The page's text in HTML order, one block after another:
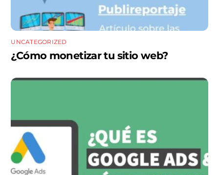
UNCATEGORIZED
¿Cómo monetizar tu sitio web?